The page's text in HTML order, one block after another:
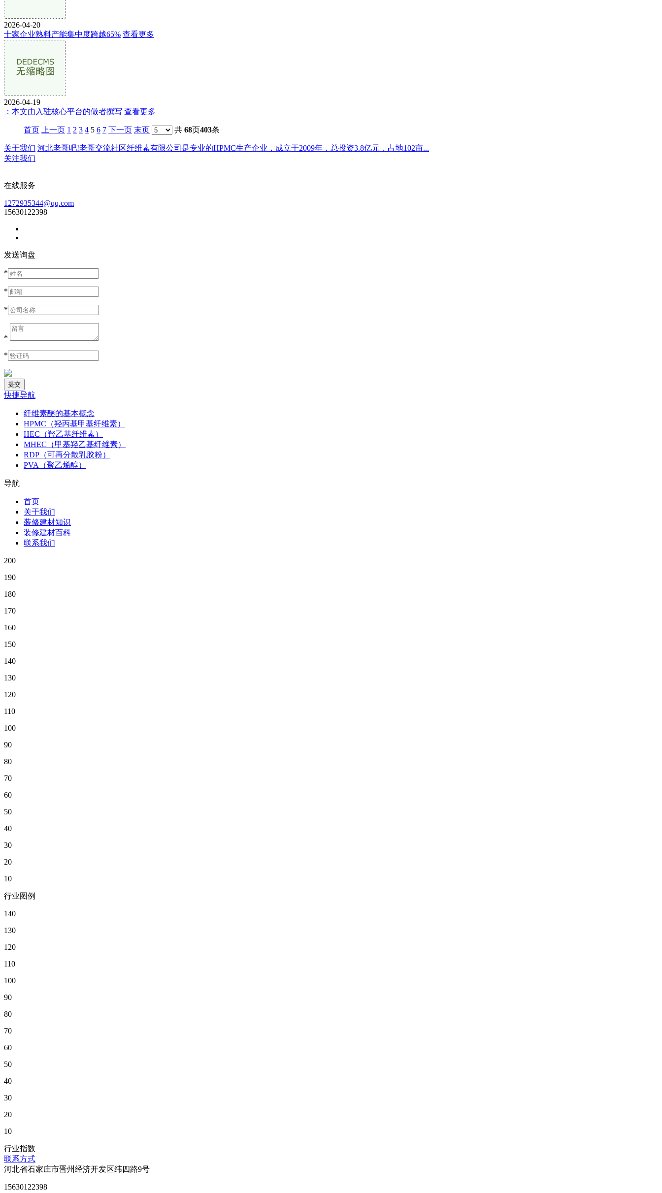
2026-04-20
十家企业熟料产能集中度跨越65% 查看更多
2026-04-19
：本文由入驻核心平台的做者撰写 查看更多
首页 上一页 1 2 3 4 5 6 7 下一页 末页 共 68页403条
关于我们 河北老哥吧!老哥交流社区纤维素有限公司是专业的HPMC生产企业，成立于2009年，总投资3.8亿元，占地102亩...
关注我们
在线服务
1272935344@qq.com
15630122398
发送询盘
*
*
*
*
*
快捷导航
纤维素醚的基本概念
HPMC（羟丙基甲基纤维素）
HEC（羟乙基纤维素）
MHEC（甲基羟乙基纤维素）
RDP（可再分散乳胶粉）
PVA（聚乙烯醇）
导航
首页
关于我们
装修建材知识
装修建材百科
联系我们
200
190
180
170
160
150
140
130
120
110
100
90
80
70
60
50
40
30
20
10
行业图例
140
130
120
110
100
90
80
70
60
50
40
30
20
10
行业指数
联系方式
河北省石家庄市晋州经济开发区纬四路9号
15630122398